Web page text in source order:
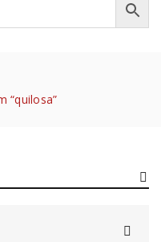
“quilosa”